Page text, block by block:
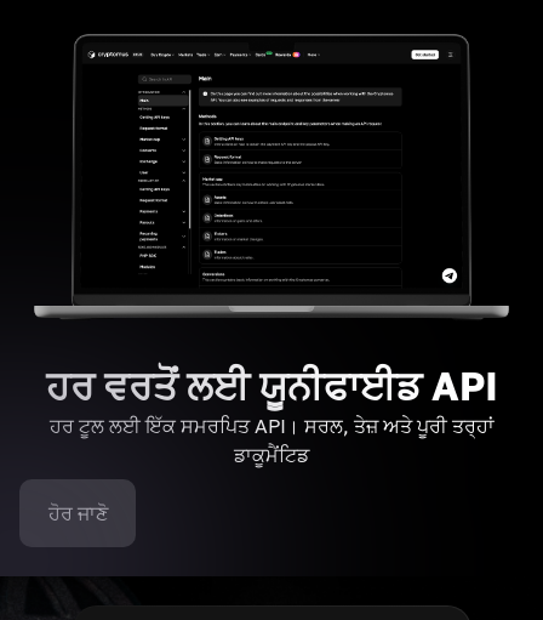
ਹਰ ਵਰਤੋਂ ਲਈ ਯੂਨੀਫਾਈਡ API
ਹਰ ਟੂਲ ਲਈ ਇੱਕ ਸਮਰਪਿਤ API। ਸਰਲ, ਤੇਜ਼ ਅਤੇ ਪੂਰੀ ਤਰ੍ਹਾਂ
ਡਾਕੂਮੈਂਟਿਡ
ਹੋਰ ਜਾਣੋ